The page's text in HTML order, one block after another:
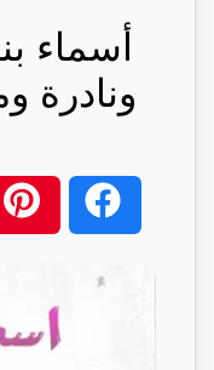
أسماء
ونادرة